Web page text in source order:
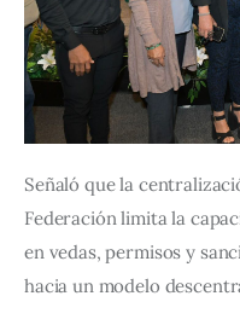
Señaló que la
Federación limita la
en vedas, permisos y
hacia un modelo